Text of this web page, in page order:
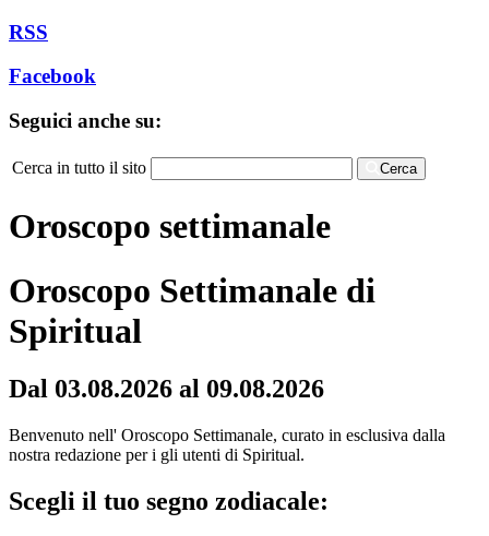
RSS
Facebook
Seguici anche su:
Cerca in tutto il sito Cerca
Oroscopo settimanale
Oroscopo Settimanale di
Spiritual
Dal 03.08.2026 al 09.08.2026
Benvenuto nell' Oroscopo Settimanale, curato in esclusiva dalla
nostra redazione per i gli utenti di Spiritual.
Scegli il tuo segno zodiacale: